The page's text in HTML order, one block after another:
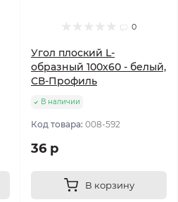
0
Угол плоский L-
образный 100х60 - белый,
СВ-Профиль
В наличии
Код товара: 008-592
36 р
В корзину